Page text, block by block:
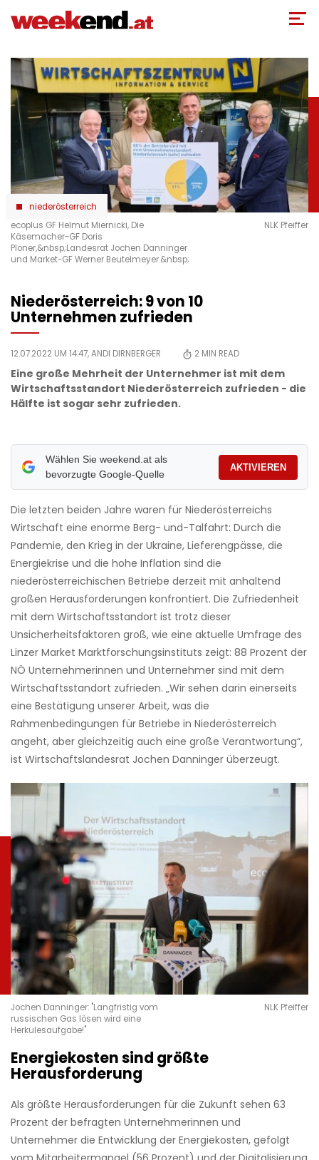
zum
niederösterreich
ecoplus GF Helmut Miernicki, Die
Käsemacher-GF Doris
Ploner,&nbsp;Landesrat Jochen Danninger
und Market-GF Werner Beutelmeyer.&nbsp;
NLK Pfeiffer
Niederösterreich: 9 von 10
Unternehmen zufrieden
12.07.2022 UM 14:47,ANDI DIRNBERGER 2 MIN READ
Eine große Mehrheit der Unternehmer ist mit dem
Wirtschaftsstandort Niederösterreich zufrieden - die
Hälfte ist sogar sehr zufrieden.
Wählen Sie weekend.at als
bevorzugte Google-Quelle
AKTIVIEREN
Die letzten beiden Jahre waren für Niederösterreichs
Wirtschaft eine enorme Berg- und-Talfahrt: Durch die
Pandemie, den Krieg in der Ukraine, Lieferengpässe, die
Energiekrise und die hohe Inflation sind die
niederösterreichischen Betriebe derzeit mit anhaltend
großen Herausforderungen konfrontiert. Die Zufriedenheit
mit dem Wirtschaftsstandort ist trotz dieser
Unsicherheitsfaktoren groß, wie eine aktuelle Umfrage des
Linzer Market Marktforschungsinstituts zeigt: 88 Prozent der
NÖ Unternehmerinnen und Unternehmer sind mit dem
Wirtschaftsstandort zufrieden. „Wir sehen darin einerseits
eine Bestätigung unserer Arbeit, was die
Rahmenbedingungen für Betriebe in Niederösterreich
angeht, aber gleichzeitig auch eine große Verantwortung“,
ist Wirtschaftslandesrat Jochen Danninger überzeugt.
Jochen Danninger: "Langfristig vom
russischen Gas lösen wird eine
Herkulesaufgabe!"
NLK Pfeiffer
Energiekosten sind größte
Herausforderung
Als größte Herausforderungen für die Zukunft sehen 63
Prozent der befragten Unternehmerinnen und
Unternehmer die Entwicklung der Energiekosten, gefolgt